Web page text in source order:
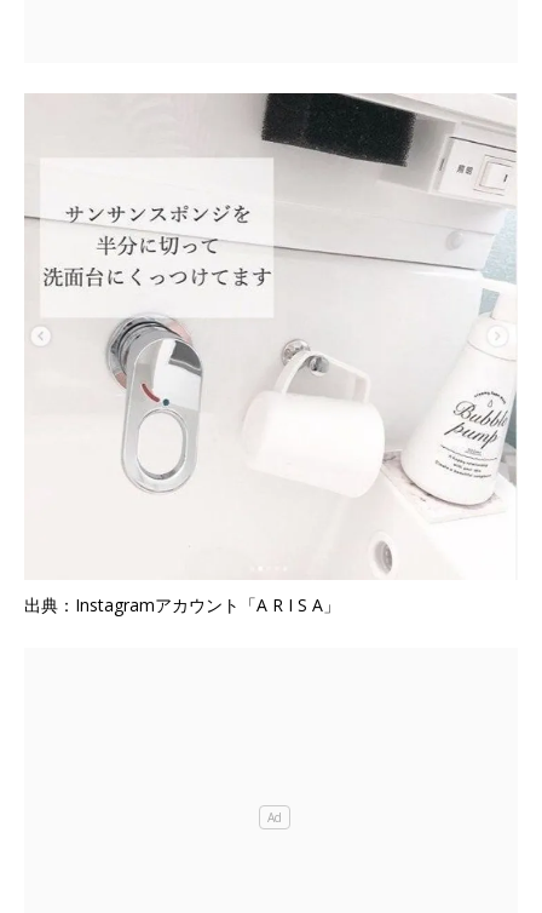
出典：Instagramアカウント「A R I S A」